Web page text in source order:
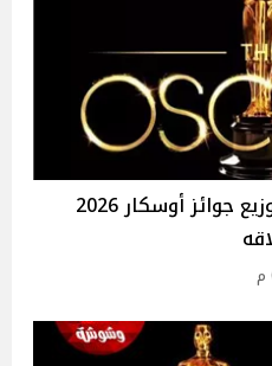
تغييرات عاجلة في حفل توزيع جوائز أوسكار 2026